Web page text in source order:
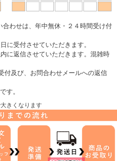
わせは、年中無休・２４時間受け付
に受付させていただきます。
に返信させていただきます。混雑時
付及び、お問合わせメールへの返信
す。
きくなります